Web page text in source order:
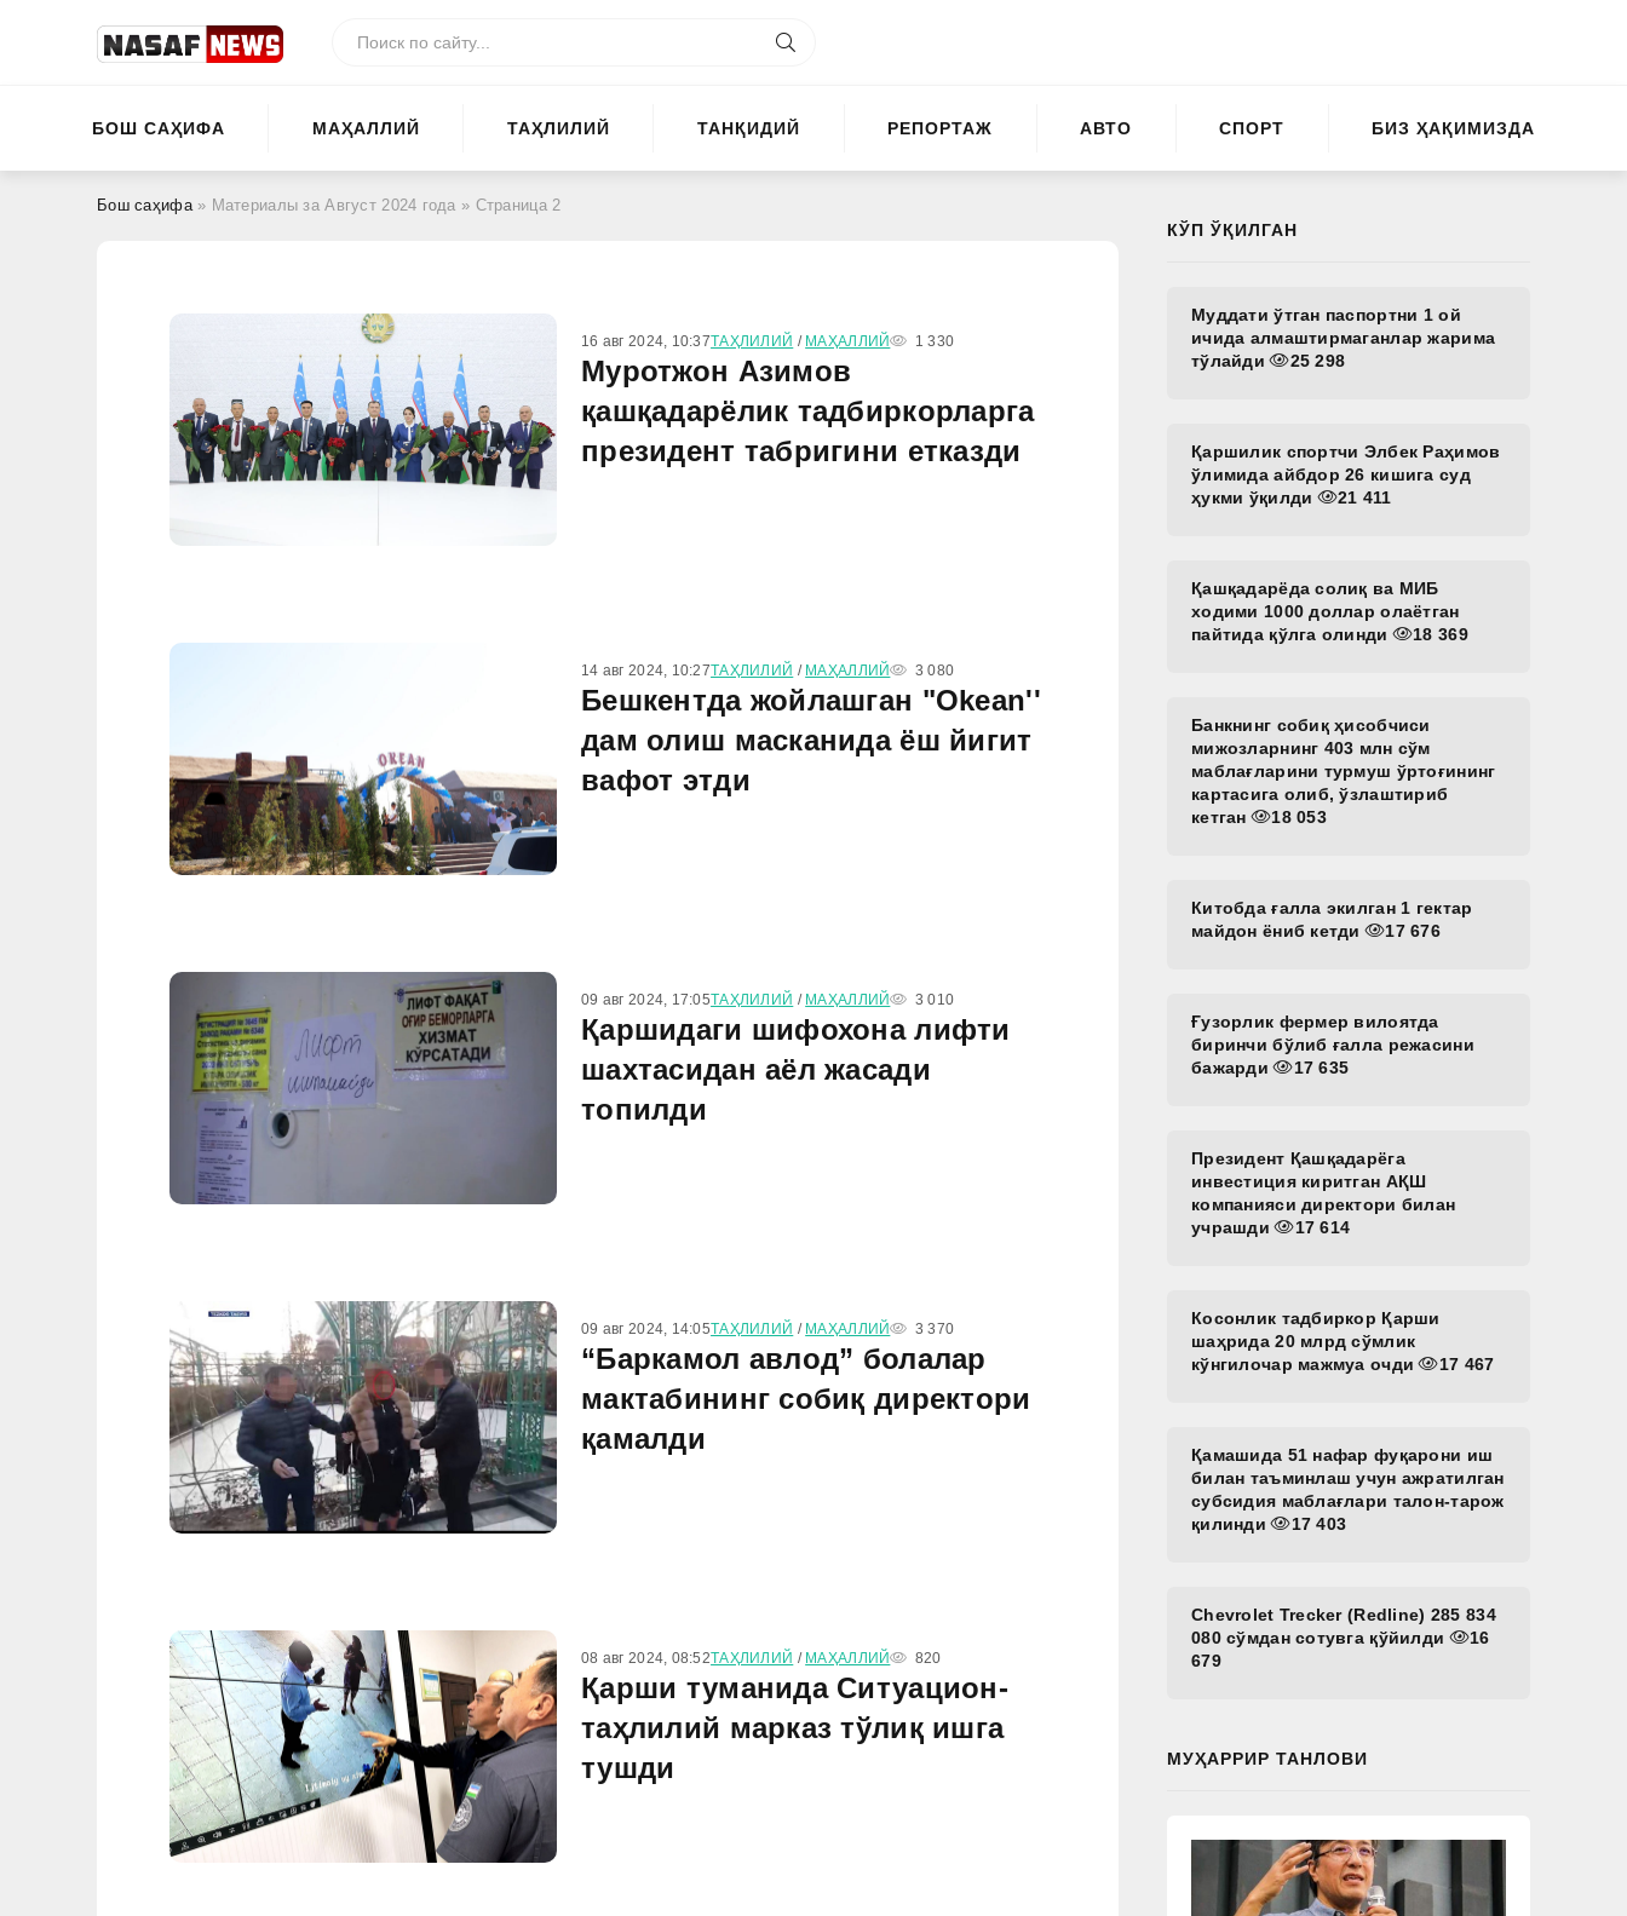
БОШ САҲИФА МАҲАЛЛИЙ ТАҲЛИЛИЙ ТАНҚИДИЙ РЕПОРТАЖ АВТО СПОРТ БИЗ ҲАҚИМИЗДА
Бош саҳифа» Материалы за Август 2024 года » Страница 2
16 авг 2024, 10:37ТАҲЛИЛИЙ / МАҲАЛЛИЙ 1 330
Муротжон Азимов
қашқадарёлик тадбиркорларга
президент табригини етказди
14 авг 2024, 10:27ТАҲЛИЛИЙ / МАҲАЛЛИЙ 3 080
Бешкентда жойлашган "Okean''
дам олиш масканида ёш йигит
вафот этди
09 авг 2024, 17:05ТАҲЛИЛИЙ / МАҲАЛЛИЙ 3 010
Қаршидаги шифохона лифти
шахтасидан аёл жасади
топилди
09 авг 2024, 14:05ТАҲЛИЛИЙ / МАҲАЛЛИЙ 3 370
“Баркамол авлод” болалар
мактабининг собиқ директори
қамалди
08 авг 2024, 08:52ТАҲЛИЛИЙ / МАҲАЛЛИЙ 820
Қарши туманида Ситуацион-
таҳлилий марказ тўлиқ ишга
тушди
КЎП ЎҚИЛГАН
Муддати ўтган паспортни 1 ой
ичида алмаштирмаганлар жарима
тўлайди
25 298
Қаршилик спортчи Элбек Раҳимов
ўлимида айбдор 26 кишига суд
ҳукми ўқилди
21 411
Қашқадарёда солиқ ва МИБ
ходими 1000 доллар олаётган
пайтида қўлга олинди
18 369
Банкнинг собиқ ҳисобчиси
мижозларнинг 403 млн сўм
маблағларини турмуш ўртоғининг
картасига олиб, ўзлаштириб
кетган
18 053
Китобда ғалла экилган 1 гектар
майдон ёниб кетди
17 676
Ғузорлик фермер вилоятда
биринчи бўлиб ғалла режасини
бажарди
17 635
Президент Қашқадарёга
инвестиция киритган АҚШ
компанияси директори билан
учрашди
17 614
Косонлик тадбиркор Қарши
шаҳрида 20 млрд сўмлик
кўнгилочар мажмуа очди
17 467
Қамашида 51 нафар фуқарони иш
билан таъминлаш учун ажратилган
субсидия маблағлари талон-тарож
қилинди
17 403
Chevrolet Trecker (Redline) 285 834
080 сўмдан сотувга қўйилди
16
679
МУҲАРРИР ТАНЛОВИ